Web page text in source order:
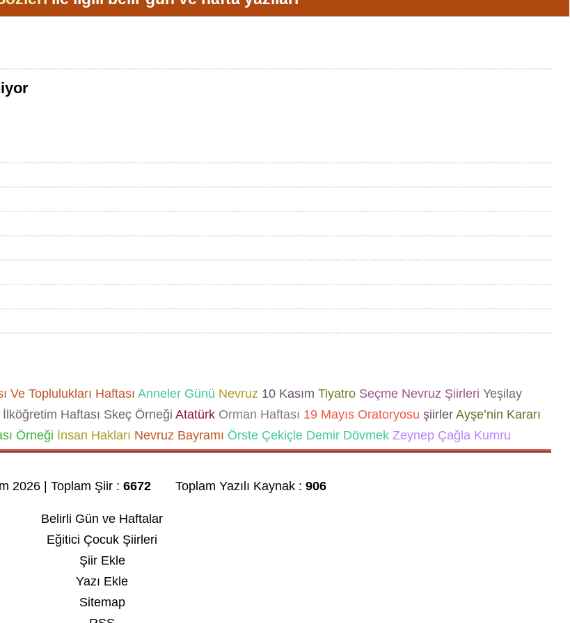
Ve Toplulukları Haftası Anneler Günü Nevruz10 Kasım TiyatroSeçme Nevruz Şiirleri Yeşilay
İlköğretim Haftası Skeç Örneği AtatürkOrman Haftası 19 Mayıs Oratoryosu şiirlerAyşe’nin Kararı
Örneği İnsan Hakları Nevruz Bayramı Örste Çekiçle Demir DövmekZeynep Çağla Kumru
2026 | Toplam Şiir :6672 Toplam Yazılı Kaynak :906
Belirli Gün ve Haftalar
Eğitici Çocuk Şiirleri
Şiir Ekle
Yazı Ekle
Sitemap